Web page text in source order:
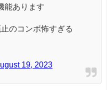
能あります
のコンボ怖すぎる
19, 2023